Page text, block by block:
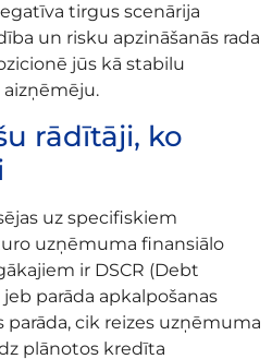
tirgus scenārija
un risku apzināšanās rada
jūs kā stabilu
rādītāji, ko
uz specifiskiem
uzņēmuma finansiālo
ir DSCR (Debt
parāda apkalpošanas
parāda, cik reizes uzņēmuma
plānotos kredīta